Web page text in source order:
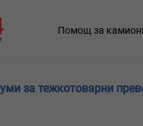
Main
Помощ за
за тежкотоварни